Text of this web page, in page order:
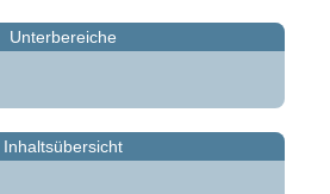
Unterbereiche
Inhaltsübersicht